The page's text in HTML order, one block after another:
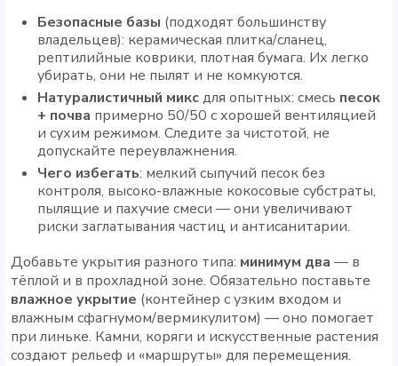
Безопасные базы (подходят большинству
владельцев): керамическая плитка/сланец,
рептилийные коврики, плотная бумага. Их легко
убирать, они не пылят и не комкуются.
Натуралистичный миксдля опытных: смесь песок
+ почва примерно 50/50 с хорошей вентиляцией
и сухим режимом. Следите за чистотой, не
допускайте переувлажнения.
Чего избегать: мелкий сыпучий песок без
контроля, высоко-влажные кокосовые субстраты,
пылящие и пахучие смеси — они увеличивают
риски заглатывания частиц и антисанитарии.
Добавьте укрытия разного типа: минимум два — в
тёплой и в прохладной зоне. Обязательно поставьте
влажное укрытие (контейнер с узким входом и
влажным сфагнумом/вермикулитом) — оно помогает
при линьке. Камни, коряги и искусственные растения
создают рельеф и «маршруты» для перемещения.